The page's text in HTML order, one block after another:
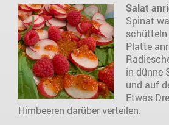
Salat
Spinat
schütteln
Platte
in dünne
und auf
Etwas
Himbeeren darüber verteilen.